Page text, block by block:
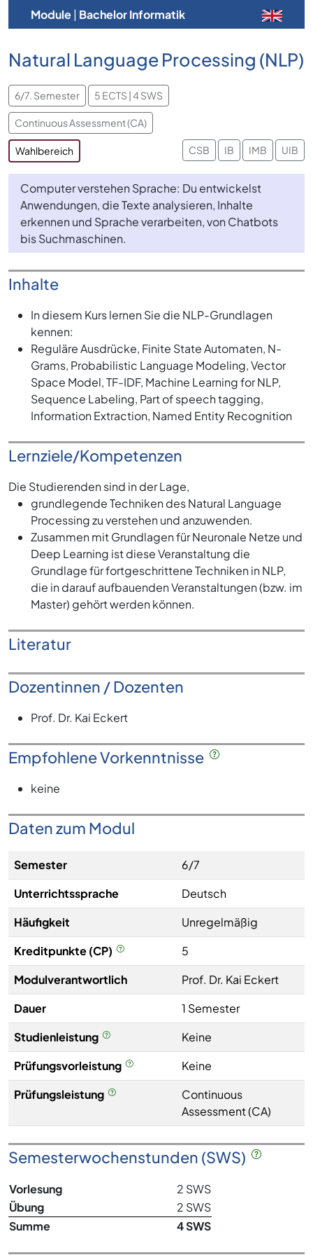
Module| Bachelor Informatik
Natural Language Processing (NLP)
6/7. Semester 5 ECTS | 4 SWS
Continuous Assessment (CA)
Wahlbereich CSB IB IMB UIB
Computer verstehen Sprache: Du entwickelst
Anwendungen, die Texte analysieren, Inhalte
erkennen und Sprache verarbeiten, von Chatbots
bis Suchmaschinen.
Inhalte
In diesem Kurs lernen Sie die NLP-Grundlagen
kennen:
Reguläre Ausdrücke, Finite State Automaten, N-
Grams, Probabilistic Language Modeling, Vector
Space Model, TF-IDF, Machine Learning for NLP,
Sequence Labeling, Part of speech tagging,
Information Extraction, Named Entity Recognition
Lernziele/Kompetenzen
Die Studierenden sind in der Lage,
grundlegende Techniken des Natural Language
Processing zu verstehen und anzuwenden.
Zusammen mit Grundlagen für Neuronale Netze und
Deep Learning ist diese Veranstaltung die
Grundlage für fortgeschrittene Techniken in NLP,
die in darauf aufbauenden Veranstaltungen (bzw. im
Master) gehört werden können.
Literatur
Dozentinnen / Dozenten
Prof. Dr. Kai Eckert
Empfohlene Vorkenntnisse
keine
Daten zum Modul
Semester
6/7
Unterrichtssprache
Deutsch
Häufigkeit
Unregelmäßig
Kreditpunkte (CP)
5
Modulverantwortlich
Prof. Dr. Kai Eckert
Dauer
1 Semester
Studienleistung
Keine
Prüfungsvorleistung
Keine
Prüfungsleistung
Continuous
Assessment (CA)
Semesterwochenstunden (SWS)
Vorlesung
2 SWS
Übung
2 SWS
Summe
4 SWS